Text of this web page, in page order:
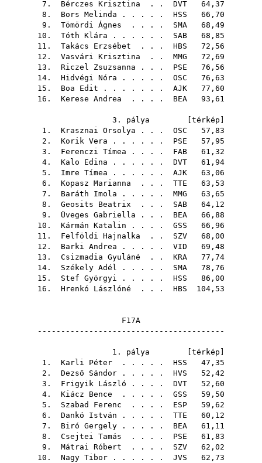
7. Bérczes Krisztina . . DVT 64,37
8. Bors Melinda . . . . . HSS 66,70
9. Tömördi Ágnes . . . . SMA 68,49
10. Tóth Klára . . . . . . SAB 68,85
11. Takács Erzsébet . . . HBS 72,56
12. Vasvári Krisztina . . MMG 72,69
13. Riczel Zsuzsanna . . . PSE 76,56
14. Hidvégi Nóra . . . . . OSC 76,63
15. Boa Edit . . . . . . . AJK 77,60
16. Kerese Andrea . . . . BEA 93,61
3. pálya [ térkép
1. Krasznai Orsolya . . . OSC 57,83
2. Korik Vera . . . . . . PSE 57,95
3. Ferenczi Tímea . . . . FAB 61,32
4. Kalo Edina . . . . . . DVT 61,94
5. Imre Tímea . . . . . . AJK 63,06
6. Kopasz Marianna . . . TTE 63,53
7. Baráth Imola . . . . . MMG 63,65
8. Geosits Beatrix . . . SAB 64,12
9. Üveges Gabriella . . . BEA 66,88
10. Kármán Katalin . . . . GSS 66,96
11. Felföldi Hajnalka . . SZV 68,00
12. Barki Andrea . . . . . VID 69,48
13. Csizmadia Gyuláné . . KRA 77,74
14. Székely Adél . . . . . SMA 78,76
15. Stef Györgyi . . . . . HSS 86,00
16. Hrenkó Lászlóné . . . HBS 104,53
F17A
----------------------------------------
1. pálya [ térkép
1. Karli Péter . . . . . HSS 47,35
2. Dezső Sándor . . . . . HVS 52,42
3. Frigyik László . . . . DVT 52,60
4. Kiácz Bence . . . . . GSS 59,50
5. Szabad Ferenc . . . . ESP 59,62
6. Dankó István . . . . . TTE 60,12
7. Biró Gergely . . . . . BEA 61,11
8. Csejtei Tamás . . . . PSE 61,83
9. Mátrai Róbert . . . . SZV 62,02
10. Nagy Tibor . . . . . . JVS 62,73